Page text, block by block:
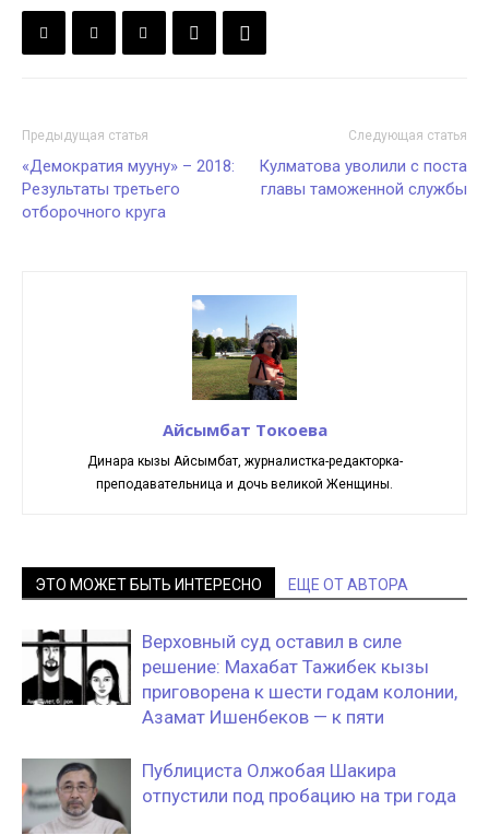
Предыдущая статья
«Демократия мууну» – 2018:
Результаты третьего
отборочного круга
Следующая статья
Кулматова уволили с поста
главы таможенной службы
Айсымбат Токоева
Динара кызы Айсымбат, журналистка-редакторка-
преподавательница и дочь великой Женщины.
ЭТО МОЖЕТ БЫТЬ ИНТЕРЕСНО ЕЩЕ ОТ АВТОРА
Верховный суд оставил в силе
решение: Махабат Тажибек кызы
приговорена к шести годам колонии,
Азамат Ишенбеков — к пяти
Публициста Олжобая Шакира
отпустили под пробацию на три года